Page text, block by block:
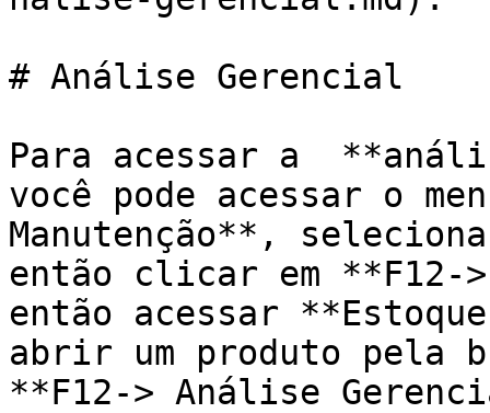
# Análise Gerencial
Para acessar a
você pode acessar o
Manutenção**,
então clicar em **F12-
então acessar
abrir um produto pela
**F12-> Análise